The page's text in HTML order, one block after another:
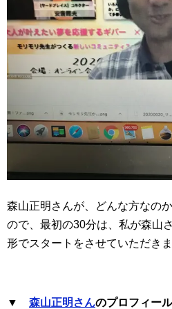
森山正明さんが、どんな方なの
ので、最初の30分は、私が森山
形でスタートをさせていただきま
▼ 森山正明さんのプロフィール